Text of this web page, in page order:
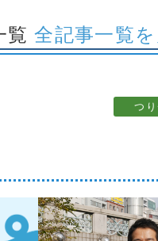
覧全記事一覧を
つ